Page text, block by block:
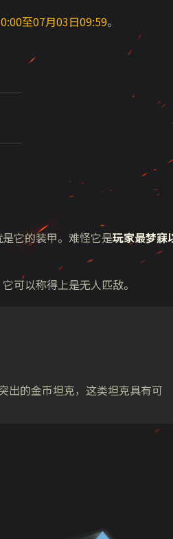
至07月03日09:59。
它的装甲。难怪它是玩家最梦寐
可以称得上是无人匹敌。
出的金币坦克，这类坦克具有可